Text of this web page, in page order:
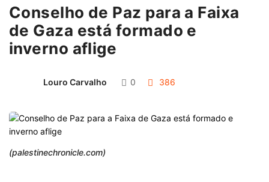
Conselho de Paz para a Faixa
de Gaza está formado e
inverno aflige
Louro Carvalho 0 386
(palestinechronicle.com)